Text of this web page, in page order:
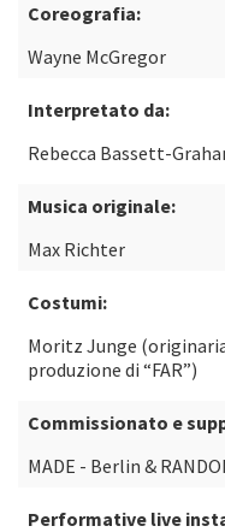
Coreografia:
Wayne McGregor
Interpretato da:
Rebecca Bassett-
Musica originale:
Max Richter
Costumi:
Moritz Junge
produzione di “FAR”)
Commissionato e
MADE - Berlin &
Performative live